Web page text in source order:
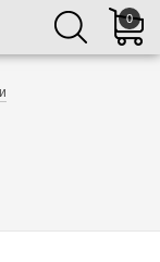
0